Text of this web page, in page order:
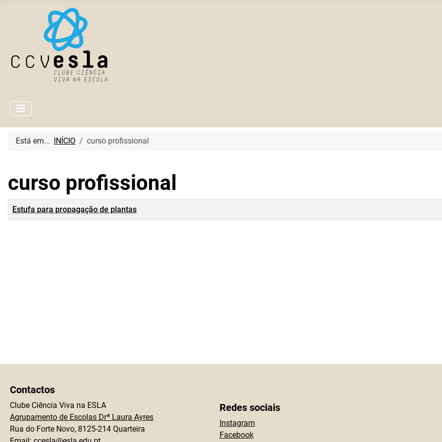
Está em... INÍCIO curso profissional
curso profissional
Título
Estufa para propagação de plantas
Contactos
Clube Ciência Viva na ESLA
Agrupamento de Escolas Drª Laura Ayres
Rua do Forte Novo, 8125-214 Quarteira
Redes sociais
Instagram
Facebook